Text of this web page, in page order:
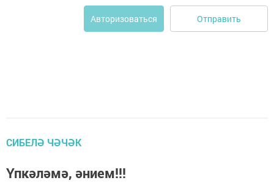
Авторизоваться Отправить
СИБЕЛӘ ЧӘЧӘК
Үпкәләмә, әнием!!!